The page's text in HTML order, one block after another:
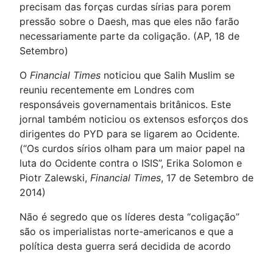
precisam das forças curdas sírias para porem
pressão sobre o Daesh, mas que eles não farão
necessariamente parte da coligação. (AP, 18 de
Setembro)
O Financial Times noticiou que Salih Muslim se
reuniu recentemente em Londres com
responsáveis governamentais britânicos. Este
jornal também noticiou os extensos esforços dos
dirigentes do PYD para se ligarem ao Ocidente.
(“Os curdos sírios olham para um maior papel na
luta do Ocidente contra o ISIS”, Erika Solomon e
Piotr Zalewski, Financial Times, 17 de Setembro de
2014)
Não é segredo que os líderes desta “coligação”
são os imperialistas norte-americanos e que a
política desta guerra será decidida de acordo